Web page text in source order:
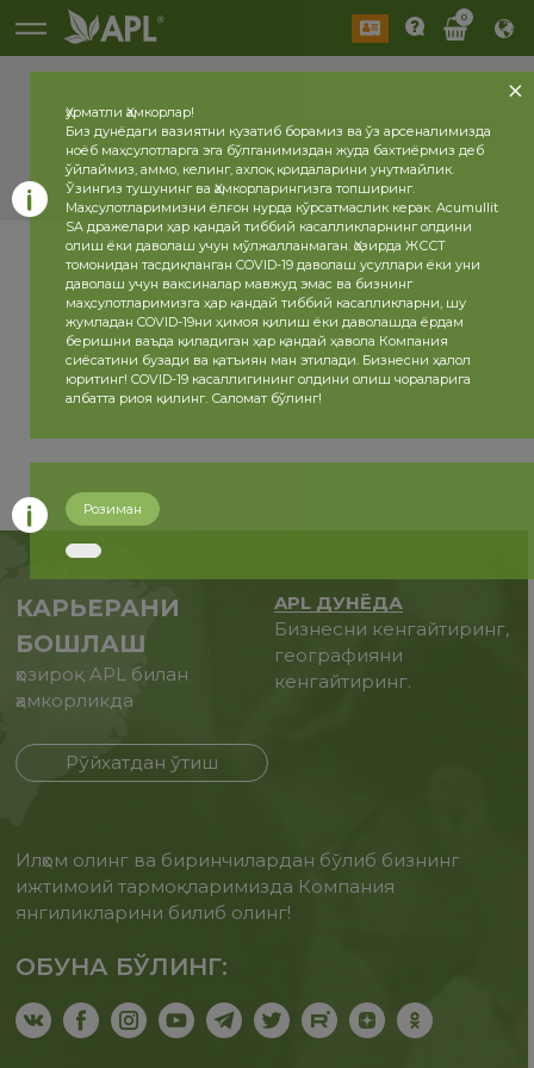
0
КАРЬЕРАНИ
БОШЛАШ
ҳозироқ APL билан
ҳамкорликда
Рўйхатдан ўтиш
APL ДУНЁДА
Бизнесни кенгайтиринг,
географияни
кенгайтиринг.
Илҳом олинг ва биринчилардан бўлиб бизнинг
ижтимоий тармоқларимизда Компания
янгиликларини билиб олинг!
ОБУНА БЎЛИНГ:
Ҳурматли Ҳамкорлар!
Биз дунёдаги вазиятни кузатиб борамиз ва ўз арсеналимизда
ноёб маҳсулотларга эга бўлганимиздан жуда бахтиёрмиз деб
ўйлаймиз, аммо, келинг, ахлоқ қоидаларини унутмайлик.
Ўзингиз тушунинг ва Ҳамкорларингизга топширинг.
Маҳсулотларимизни ёлғон нурда кўрсатмаслик керак. Acumullit
SA дражелари ҳар қандай тиббий касалликларнинг олдини
олиш ёки даволаш учун мўлжалланмаган. Ҳозирда ЖССТ
томонидан тасдиқланган COVID-19 даволаш усуллари ёки уни
даволаш учун ваксиналар мавжуд эмас ва бизнинг
маҳсулотларимизга ҳар қандай тиббий касалликларни, шу
жумладан COVID-19ни ҳимоя қилиш ёки даволашда ёрдам
беришни ваъда қиладиган ҳар қандай ҳавола Компания
сиёсатини бузади ва қатъиян ман этилади. Бизнесни ҳалол
юритинг! COVID-19 касаллигининг олдини олиш чораларига
албатта риоя қилинг. Саломат бўлинг!
Розиман